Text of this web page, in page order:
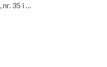
nr. 35 i …